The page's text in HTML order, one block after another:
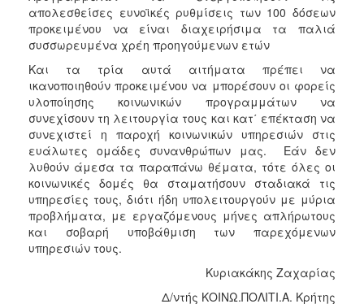
απολεσθείσες ευνοϊκές ρυθμίσεις των 100 δόσεων
προκειμένου να είναι διαχειρήσιμα τα παλιά
συσσωρευμένα χρέη προηγούμενων ετών
Και τα τρία αυτά αιτήματα πρέπει να
ικανοποιηθούν προκειμένου να μπορέσουν οι φορείς
υλοποίησης κοινωνικών προγραμμάτων να
συνεχίσουν τη λειτουργία τους και κατ΄ επέκταση να
συνεχιστεί η παροχή κοινωνικών υπηρεσιών στις
ευάλωτες ομάδες συνανθρώπων μας. Εάν δεν
λυθούν άμεσα τα παραπάνω θέματα, τότε όλες οι
κοινωνικές δομές θα σταματήσουν σταδιακά τις
υπηρεσίες τους, διότι ήδη υπολειτουργούν με μύρια
προβλήματα, με εργαζόμενους μήνες απλήρωτους
και σοβαρή υποβάθμιση των παρεχόμενων
υπηρεσιών τους.
Κυριακάκης Ζαχαρίας
Δ/ντής ΚΟΙΝΩ.ΠΟΛΙΤΙ.Α. Κρήτης